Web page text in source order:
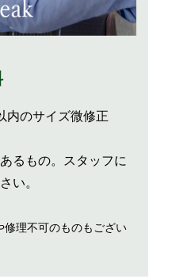
内のサイズ微修正
るもの。スタッフに
い。
理不可のものもござい